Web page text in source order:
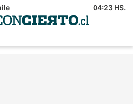
04:23 HS.